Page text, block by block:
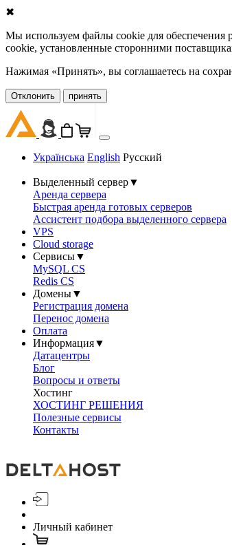
✖
Мы используем файлы cookie для обеспечения
cookie, установленные сторонними
Нажимая «Принять», вы соглашаетесь на
Oтклонить принять
Українська English Русский
Выделенный сервер▼
Аренда сервера
Быстрая аренда готовых серверов
Ассистент подбора выделенного сервера
VPS
Cloud storage
Сервисы▼
MySQL CS
Redis CS
Домены▼
Регистрация домена
Перенос домена
Оплата
Информация▼
Датацентры
Блог
Вопросы и ответы
Хостинг
ХОСТИНГ РЕШЕНИЯ
Полезные сервисы
Контакты
Личный кабинет